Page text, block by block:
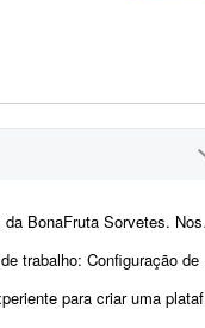
experiência, qualidade visual, navegaç&a...
Configuração de VPS, scrap...
tempo real, com foco principal na visualização de focos de incêndi...